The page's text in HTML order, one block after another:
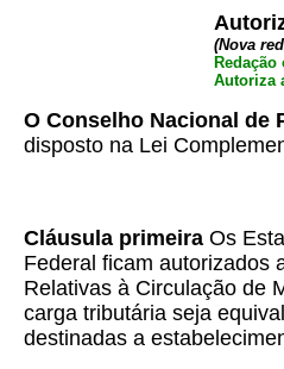
(Nova
Autoriza
O Conselho Nacional de
disposto na Lei
Cláusula primeira Os
Federal ficam autorizados
Relativas à Circulação de
carga tributária seja
destinadas a